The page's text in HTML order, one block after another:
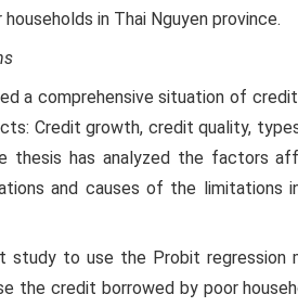
in Thai Nguyen province.
a comprehensive situation of
Credit growth, credit quality,
thesis has analyzed the factors
and causes of the limitations
study to use the Probit
the credit borrowed by poor